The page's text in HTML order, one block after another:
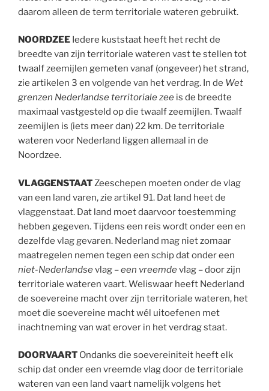
daarom alleen de term territoriale wateren gebruikt.
NOORDZEE Iedere kuststaat heeft het recht de
breedte van zijn territoriale wateren vast te stellen tot
twaalf zeemijlen gemeten vanaf (ongeveer) het strand,
zie artikelen 3 en volgende van het verdrag. In de Wet
grenzen Nederlandse territoriale zee is de breedte
maximaal vastgesteld op die twaalf zeemijlen. Twaalf
zeemijlen is (iets meer dan) 22 km. De territoriale
wateren voor Nederland liggen allemaal in de
Noordzee.
VLAGGENSTAATZeeschepen moeten onder de vlag
van een land varen, zie artikel 91. Dat land heet de
vlaggenstaat. Dat land moet daarvoor toestemming
hebben gegeven. Tijdens een reis wordt onder een en
dezelfde vlag gevaren. Nederland mag niet zomaar
maatregelen nemen tegen een schip dat onder een
niet-Nederlandsevlag –een vreemdevlag – door zijn
territoriale wateren vaart. Weliswaar heeft Nederland
de soevereine macht over zijn territoriale wateren, het
moet die soevereine macht wél uitoefenen met
inachtneming van wat erover in het verdrag staat.
DOORVAART Ondanks die soevereiniteit heeft elk
schip dat onder een vreemde vlag door de territoriale
wateren van een land vaart namelijk volgens het